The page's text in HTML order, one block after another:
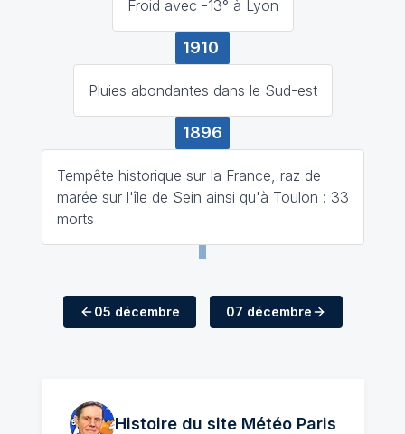
Froid avec -13° à Lyon
1910
Pluies abondantes dans le Sud-est
1896
Tempête historique sur la France, raz de
marée sur l'île de Sein ainsi qu'à Toulon : 33
morts
05 décembre 07 décembre
Histoire du site MétéoParis